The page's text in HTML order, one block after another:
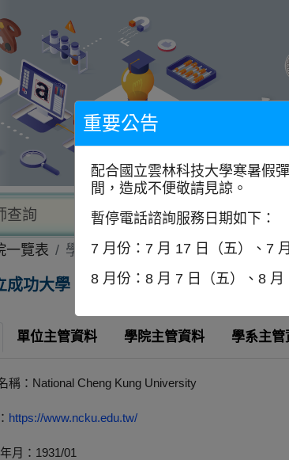
查詢 學校查詢 以學門找
一覽表 學校資訊
成功大學
單位主管資料 學院主管資料 學系主管
稱：National Cheng Kung University
https://www.ncku.edu.tw/
月：1931/01
重要公告
配合國立雲林科技大學寒暑假
間，造成不便敬請見諒。
暫停電話諮詢服務日期如下：
7 月份：7 月 17 日（五）、7
8 月份：8 月 7 日（五）、8 月